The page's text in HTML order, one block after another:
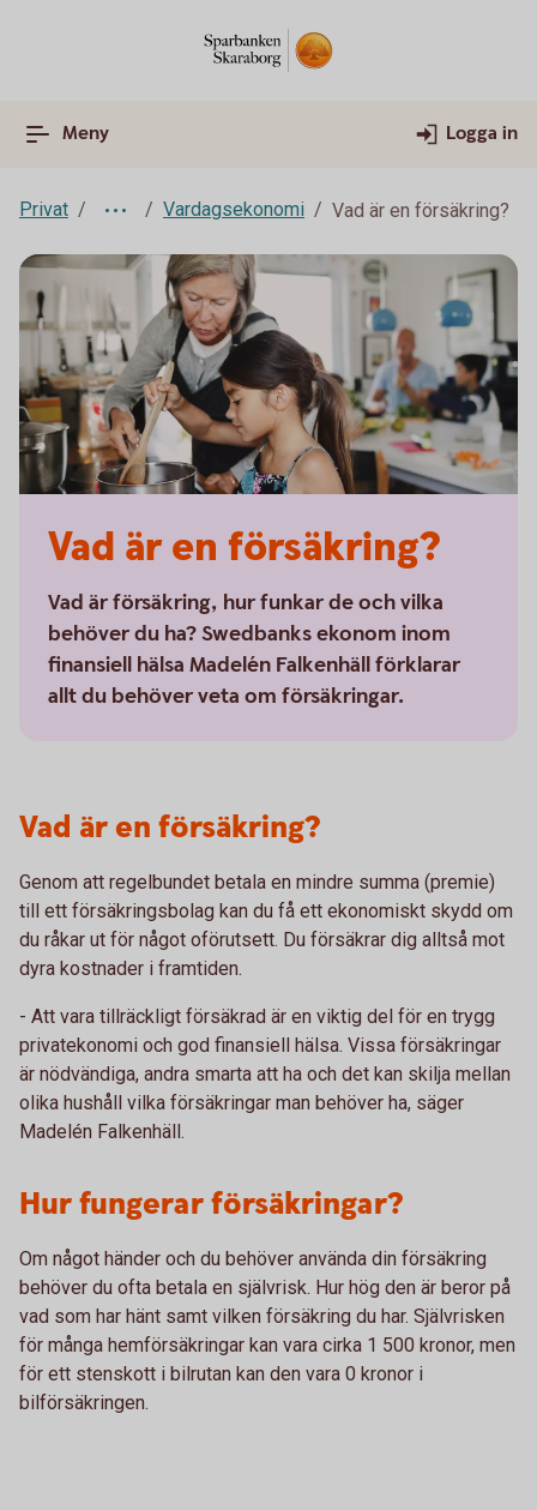
Meny Logga in
Privat Vardagsekonomi Vad är en försäkring?
Vad är en försäkring?
Vad är försäkring, hur funkar de och vilka
behöver du ha? Swedbanks ekonom inom
finansiell hälsa Madelén Falkenhäll förklarar
allt du behöver veta om försäkringar.
Vad är en försäkring?
Genom att regelbundet betala en mindre summa (premie)
till ett försäkringsbolag kan du få ett ekonomiskt skydd om
du råkar ut för något oförutsett. Du försäkrar dig alltså mot
dyra kostnader i framtiden.
- Att vara tillräckligt försäkrad är en viktig del för en trygg
privatekonomi och god finansiell hälsa. Vissa försäkringar
är nödvändiga, andra smarta att ha och det kan skilja mellan
olika hushåll vilka försäkringar man behöver ha, säger
Madelén Falkenhäll.
Hur fungerar försäkringar?
Om något händer och du behöver använda din försäkring
behöver du ofta betala en självrisk. Hur hög den är beror på
vad som har hänt samt vilken försäkring du har. Självrisken
för många hemförsäkringar kan vara cirka 1 500 kronor, men
för ett stenskott i bilrutan kan den vara 0 kronor i
bilförsäkringen.